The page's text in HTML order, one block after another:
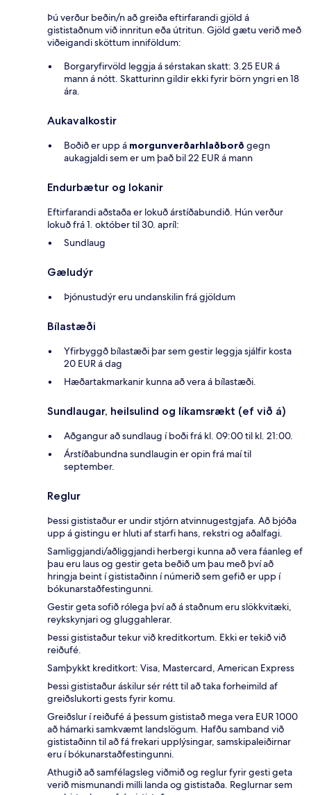
Þú verður beðin/n að greiða eftirfarandi gjöld á
gististaðnum við innritun eða útritun. Gjöld gætu verið með
viðeigandi sköttum inniföldum:
Borgaryfirvöld leggja á sérstakan skatt: 3.25 EUR á
mann á nótt. Skatturinn gildir ekki fyrir börn yngri en 18
ára.
Aukavalkostir
Boðið er upp á morgunverðarhlaðborð gegn
aukagjaldi sem er um það bil 22 EUR á mann
Endurbætur og lokanir
Eftirfarandi aðstaða er lokuð árstíðabundið. Hún verður
lokuð frá 1. október til 30. apríl:
Sundlaug
Gæludýr
Þjónustudýr eru undanskilin frá gjöldum
Bílastæði
Yfirbyggð bílastæði þar sem gestir leggja sjálfir kosta
20 EUR á dag
Hæðartakmarkanir kunna að vera á bílastæði.
Sundlaugar, heilsulind og líkamsrækt (ef við á)
Aðgangur að sundlaug í boði frá kl. 09:00 til kl. 21:00.
Árstíðabundna sundlaugin er opin frá maí til
september.
Reglur
Þessi gististaður er undir stjórn atvinnugestgjafa. Að bjóða
upp á gistingu er hluti af starfi hans, rekstri og aðalfagi.
Samliggjandi/aðliggjandi herbergi kunna að vera fáanleg ef
þau eru laus og gestir geta beðið um þau með því að
hringja beint í gististaðinn í númerið sem gefið er upp í
bókunarstaðfestingunni.
Gestir geta sofið rólega því að á staðnum eru slökkvitæki,
reykskynjari og gluggahlerar.
Þessi gististaður tekur við kreditkortum. Ekki er tekið við
reiðufé.
Samþykkt kreditkort: Visa, Mastercard, American Express
Þessi gististaður áskilur sér rétt til að taka forheimild af
greiðslukorti gests fyrir komu.
Greiðslur í reiðufé á þessum gististað mega vera EUR 1000
að hámarki samkvæmt landslögum. Hafðu samband við
gististaðinn til að fá frekari upplýsingar, samskipaleiðirnar
eru í bókunarstaðfestingunni.
Athugið að samfélagsleg viðmið og reglur fyrir gesti geta
verið mismunandi milli landa og gististaða. Reglurnar sem